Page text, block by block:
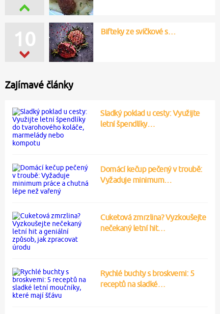
10 Bifteky ze svíčkové s…
Zajímavé články
Sladký poklad u cesty: Využijte
letní špendlíky…
Domácí kečup pečený v troubě:
Vyžaduje minimum…
Cuketová zmrzlina? Vyzkoušejte
nečekaný letní hit…
Rychlé buchty s broskvemi: 5
receptů na sladké…